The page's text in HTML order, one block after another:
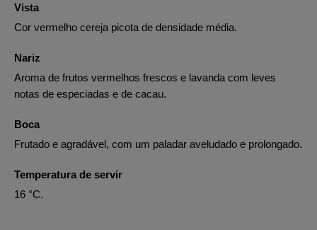
Vista
Cor vermelho cereja picota de densidade média.
Nariz
Aroma de frutos vermelhos frescos e lavanda com leves
notas de especiadas e de cacau.
Boca
Frutado e agradável, com um paladar aveludado e prolongado.
Temperatura de servir
16 °C.